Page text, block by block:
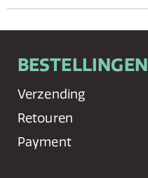
BESTELLINGEN
Verzending
Retouren
Payment